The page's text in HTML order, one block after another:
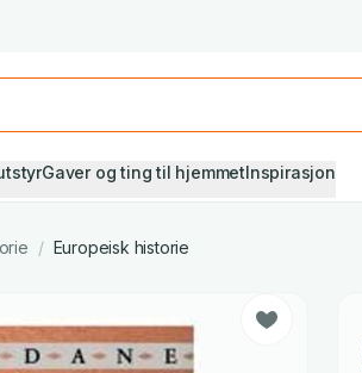
Gaver og ting til hjemmetInspirasjon
/ Europeisk historie